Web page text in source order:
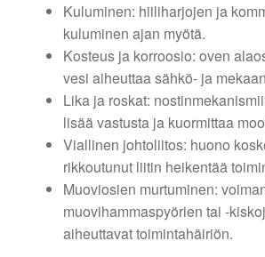
Kuluminen: hiiliharjojen ja
kuluminen ajan myötä.
Kosteus ja korroosio: oven
vesi aiheuttaa sähkö- ja
Lika ja roskat:
lisää vastusta ja kuormittaa
Viallinen johtoliitos: huono
rikkoutunut liitin heikentää
Muoviosien murtuminen:
muovihammaspyörien tai -
aiheuttavat toimintahäiriön.